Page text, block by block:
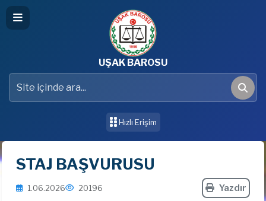
UŞAK BAROSU
Site içinde ara
Ara
Hızlı Erişim
STAJ BAŞVURUSU
1.06.2026 20196 Yazdır